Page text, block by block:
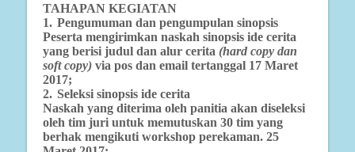
TAHAPAN KEGIATAN
1. Pengumuman dan pengumpulan sinopsis
Peserta mengirimkan naskah sinopsis ide cerita
yang berisi judul dan alur cerita (hard copy dan
soft copy) via pos dan email tertanggal 17 Maret
2017;
2. Seleksi sinopsis ide cerita
Naskah yang diterima oleh panitia akan diseleksi
oleh tim juri untuk memutuskan 30 tim yang
berhak mengikuti workshop perekaman. 25